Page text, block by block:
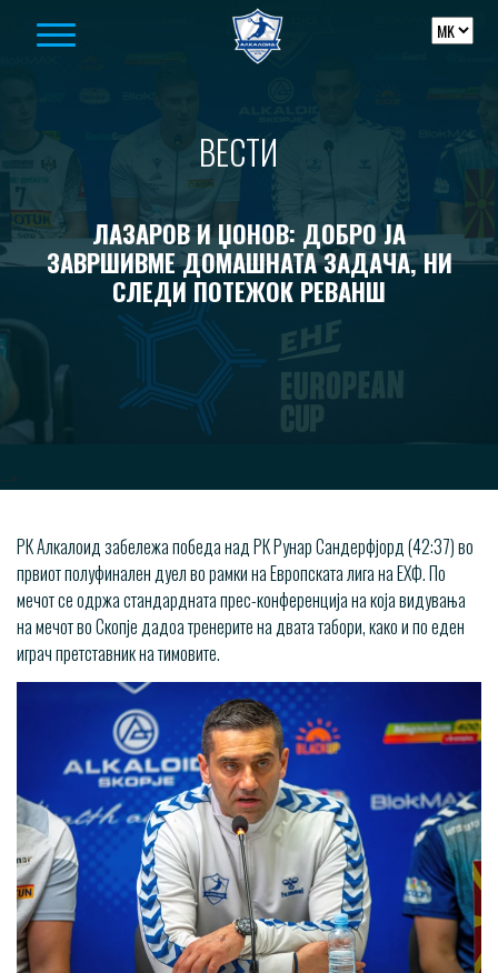
ВЕСТИ
ЛАЗАРОВ И ЏОНОВ: ДОБРО ЈА
ЗАВРШИВМЕ ДОМАШНАТА ЗАДАЧА, НИ
СЛЕДИ ПОТЕЖОК РЕВАНШ
-->
РК Алкалоид забележа победа над РК Рунар Сандерфјорд (42:37) во
првиот полуфинален дуел во рамки на Европската лига на ЕХФ. По
мечот се одржа стандардната прес-конференција на која видувања
на мечот во Скопје дадоа тренерите на двата табори, како и по еден
играч претставник на тимовите.